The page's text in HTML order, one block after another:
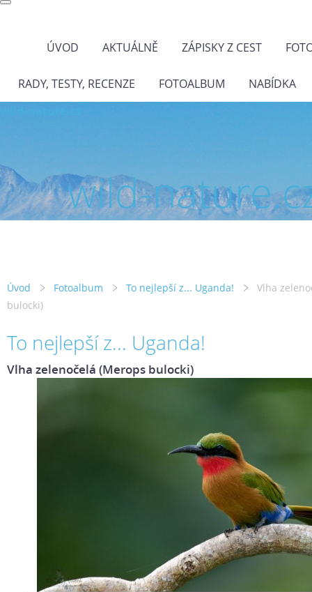
ÚVOD AKTUÁLNĚ ZÁPISKY Z CEST
RADY, TESTY, RECENZE FOTOALBUM NABÍDKA
wild-
Úvod Fotoalbum To nejlepší z... Uganda!
Vlha
bulocki)
To nejlepší z... Uganda!
Vlha zelenočelá (Merops bulocki)